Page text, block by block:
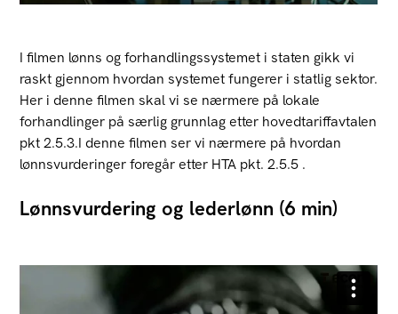
I filmen lønns og forhandlingssystemet i staten gikk vi
raskt gjennom hvordan systemet fungerer i statlig sektor.
Her i denne filmen skal vi se nærmere på lokale
forhandlinger på særlig grunnlag etter hovedtariffavtalen
pkt 2.5.3.I denne filmen ser vi nærmere på hvordan
lønnsvurderinger foregår etter HTA pkt. 2.5.5 .
Lønnsvurdering og lederlønn (6 min)